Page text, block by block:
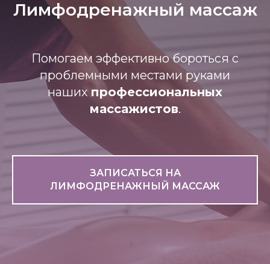
Лимфодренажный массаж
Помогаем эффективно бороться с
проблемными местами руками
наших профессиональных
массажистов.
ЗАПИСАТЬСЯ НА
ЛИМФОДРЕНАЖНЫЙ МАССАЖ